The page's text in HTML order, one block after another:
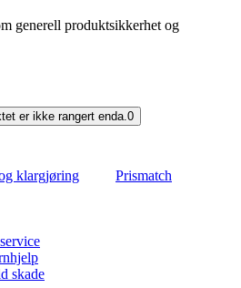
generell produktsikkerhet og
er ikke rangert enda.0
klargjøring
Prismatch
skade